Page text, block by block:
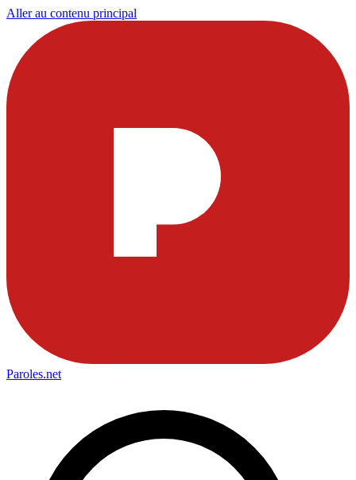
Aller au contenu principal
Paroles.net